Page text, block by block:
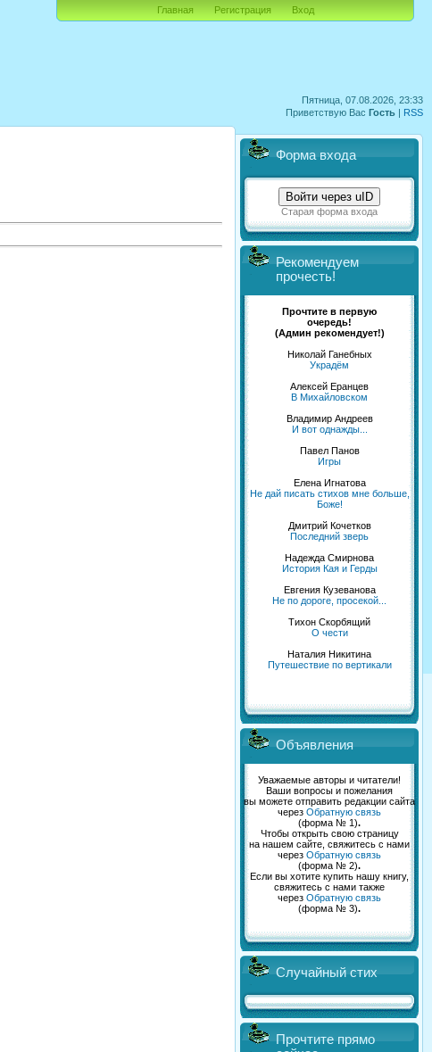
Пятница, 07.08.2026, 23:33
Приветствую Вас Гость | RSS
Главная Регистрация Вход
Форма входа
Войти через uID
Старая форма входа
Рекомендуем
прочесть!
Прочтите в первую
очередь!
(Админ рекомендует!)
Николай Ганебных
Украдём
Алексей Еранцев
В Михайловском
Владимир Андреев
И вот однажды...
Павел Панов
Игры
Елена Игнатова
Не дай писать стихов мне больше,
Боже!
Дмитрий Кочетков
Последний зверь
Надежда Смирнова
История Кая и Герды
Евгения Кузеванова
Не по дороге, просекой...
Тихон Скорбящий
О чести
Наталия Никитина
Путешествие по вертикали
Объявления
Уважаемые авторы и читатели!
Ваши вопросы и пожелания
вы можете отправить редакции сайта
через Обратную связь
(форма № 1).
Чтобы открыть свою страницу
на нашем сайте, свяжитесь с нами
через Обратную связь
(форма № 2).
Если вы хотите купить нашу книгу,
свяжитесь с нами также
через Обратную связь
(форма № 3).
Случайный стих
Прочтите прямо